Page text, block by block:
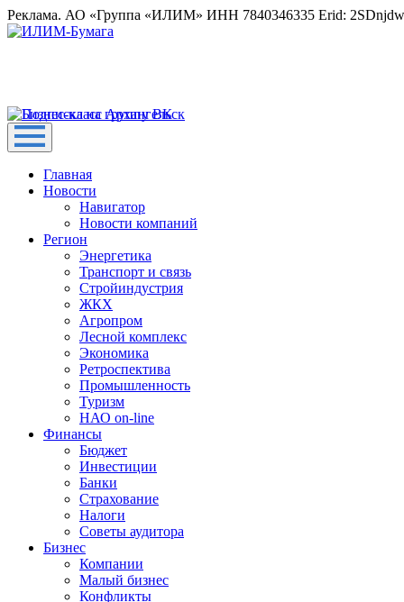
Реклама. АО «Группа «ИЛИМ» ИНН 7840346335 Erid:
Главная
Новости
Навигатор
Новости компаний
Регион
Энергетика
Транспорт и связь
Стройиндустрия
ЖКХ
Агропром
Лесной комплекс
Экономика
Ретроспектива
Промышленность
Туризм
НАО on-line
Финансы
Бюджет
Инвестиции
Банки
Страхование
Налоги
Советы аудитора
Бизнес
Компании
Малый бизнес
Конфликты